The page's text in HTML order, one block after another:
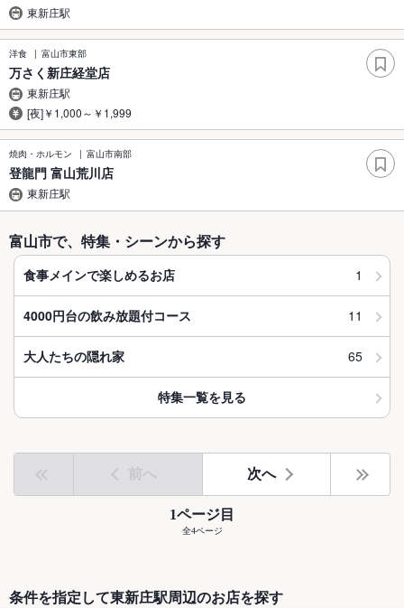
東新庄駅
洋食 富山市東部
万さく新庄経堂店
東新庄駅
[夜]￥1,000～￥1,999
焼肉・ホルモン 富山市南部
登龍門 富山荒川店
東新庄駅
富山市で、特集・シーンから探す
食事メインで楽しめるお店 1
4000円台の飲み放題付コース 11
大人たちの隠れ家 65
特集一覧を見る
前へ 次へ
1ページ目
全4ページ
条件を指定して東新庄駅周辺のお店を探す